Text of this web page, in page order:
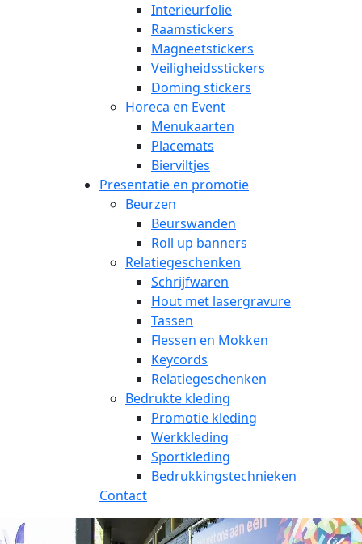
Interieurfolie
Raamstickers
Magneetstickers
Veiligheidsstickers
Doming stickers
Horeca en Event
Menukaarten
Placemats
Bierviltjes
Presentatie en promotie
Beurzen
Beurswanden
Roll up banners
Relatiegeschenken
Schrijfwaren
Hout met lasergravure
Tassen
Flessen en Mokken
Keycords
Relatiegeschenken
Bedrukte kleding
Promotie kleding
Werkkleding
Sportkleding
Bedrukkingstechnieken
Contact